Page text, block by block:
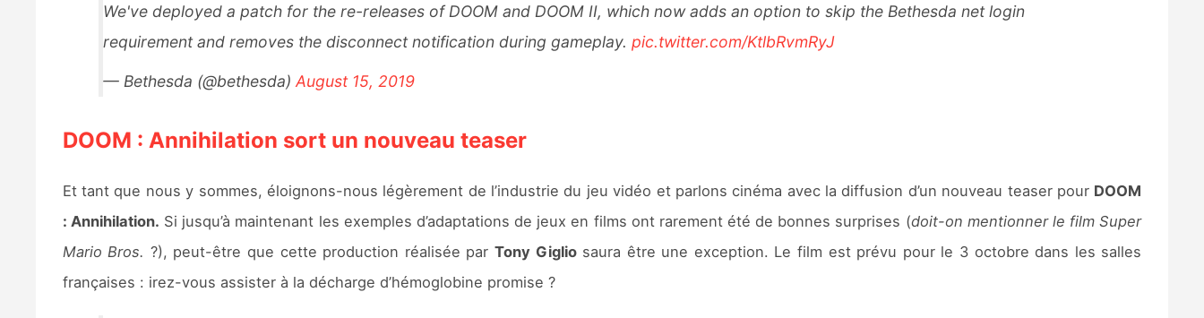
We've deployed a patch for the re-releases of DOOM and DOOM II, which now adds an option to skip the Bethesda net login
requirement and removes the disconnect notification during gameplay. pic.twitter.com/KtlbRvmRyJ
— Bethesda (@bethesda)August 15, 2019
DOOM : Annihilation sort un nouveau teaser
Et tant que nous y sommes, éloignons-nous légèrement de l’industrie du jeu vidéo et parlons cinéma avec la diffusion d’un nouveau teaser pour DOOM
: Annihilation. Si jusqu’à maintenant les exemples d’adaptations de jeux en films ont rarement été de bonnes surprises (doit-on mentionner le film Super
Mario Bros. ?), peut-être que cette production réalisée par Tony Gigliosaura être une exception. Le film est prévu pour le 3 octobre dans les salles
françaises : irez-vous assister à la décharge d’hémoglobine promise ?